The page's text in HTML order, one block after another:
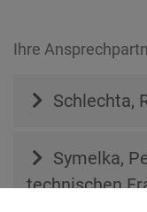
Ihre
Schlechta,
Symelka,
technischen